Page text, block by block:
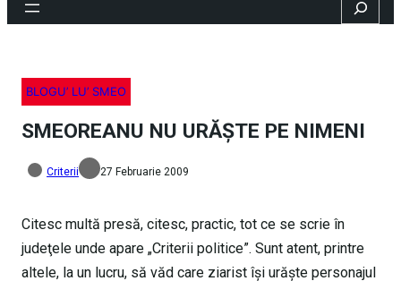
BLOGU’ LU’ SMEO
SMEOREANU NU URĂŞTE PE NIMENI
Criterii 27 Februarie 2009
Citesc multă presă, citesc, practic, tot ce se scrie în
judeţele unde apare „Criterii politice”. Sunt atent, printre
altele, la un lucru, să văd care ziarist îşi urăşte personajul